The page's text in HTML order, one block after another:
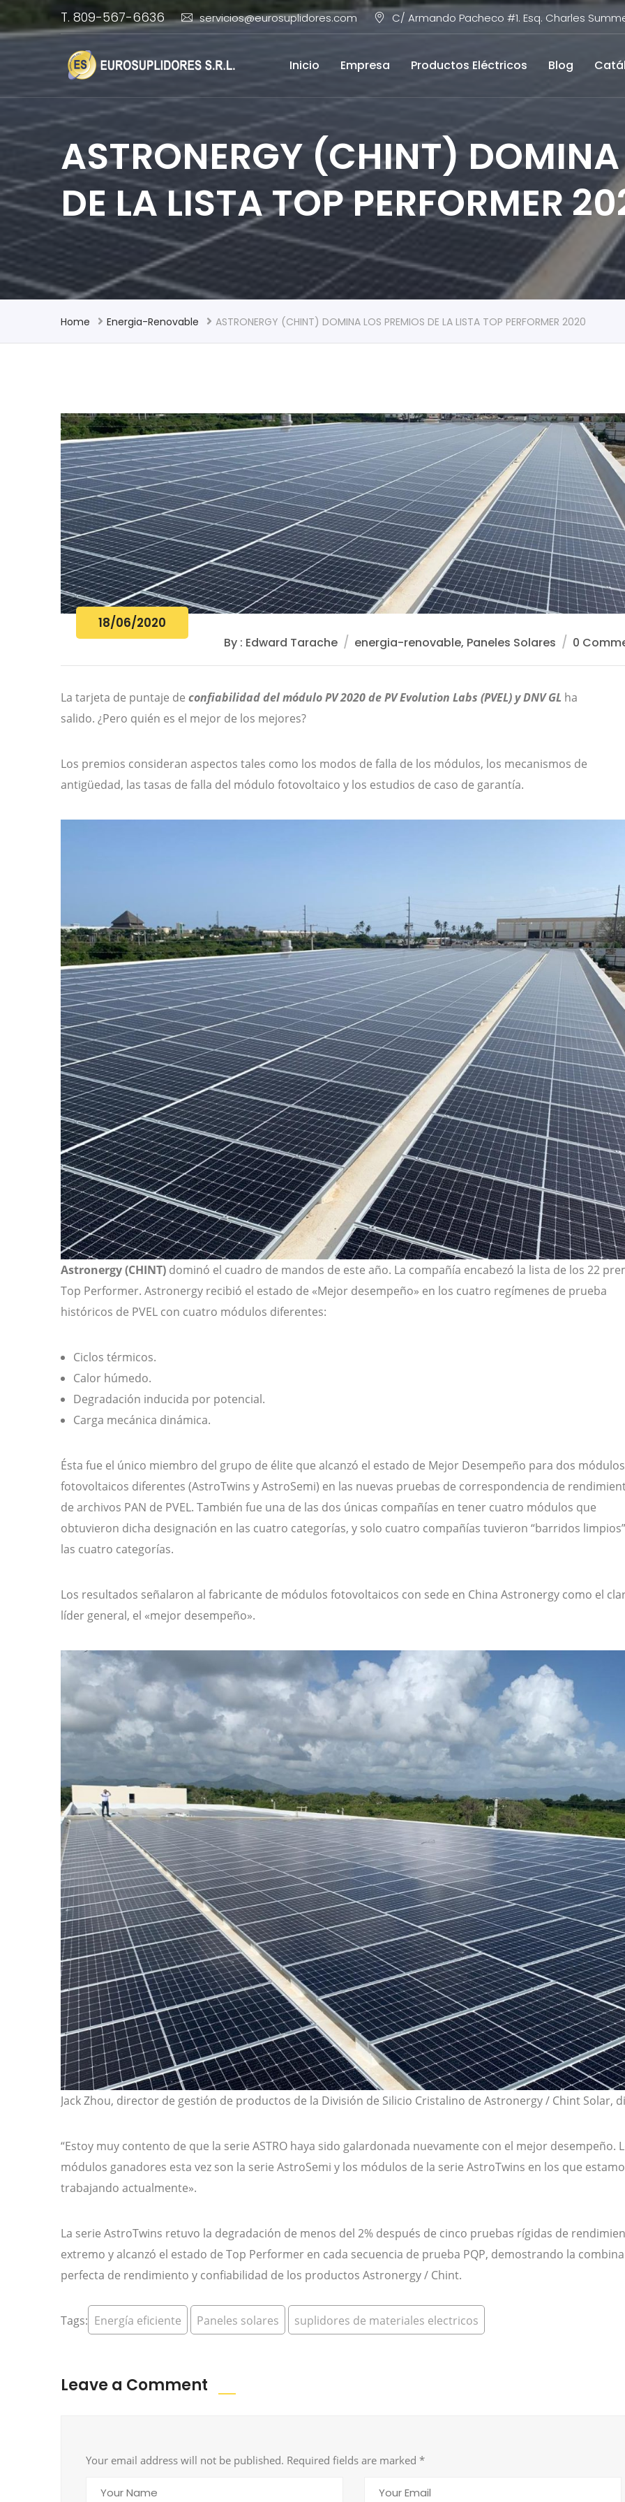
T. 809-567-6636 servicios@eurosuplidores.com C/ Armando Pacheco #1. Esq. Charles
Inicio Empresa Productos Eléctricos Blog
ASTRONERGY (CHINT) DOMINA
DE LA LISTA TOP PERFORMER
Home Energia-Renovable ASTRONERGY (CHINT) DOMINA LOS PREMIOS DE LA LISTA TOP PERFORMER 2020
18/06/2020
By : Edward Tarache energia-renovable, Paneles Solares 0
La tarjeta de puntaje de confiabilidad del módulo PV 2020 de PV Evolution Labs (PVEL) y DNV GL ha
salido. ¿Pero quién es el mejor de los mejores?
Los premios consideran aspectos tales como los modos de falla de los módulos, los mecanismos de
antigüedad, las tasas de falla del módulo fotovoltaico y los estudios de caso de garantía.
Astronergy (CHINT) dominó el cuadro de mandos de este año. La compañía encabezó la lista de los 22
Top Performer. Astronergy recibió el estado de «Mejor desempeño» en los cuatro regímenes de prueba
históricos de PVEL con cuatro módulos diferentes:
Ciclos térmicos.
Calor húmedo.
Degradación inducida por potencial.
Carga mecánica dinámica.
Ésta fue el único miembro del grupo de élite que alcanzó el estado de Mejor Desempeño para dos módulos
fotovoltaicos diferentes (AstroTwins y AstroSemi) en las nuevas pruebas de correspondencia de
de archivos PAN de PVEL. También fue una de las dos únicas compañías en tener cuatro módulos que
obtuvieron dicha designación en las cuatro categorías, y solo cuatro compañías tuvieron “barridos
las cuatro categorías.
Los resultados señalaron al fabricante de módulos fotovoltaicos con sede en China Astronergy como el
líder general, el «mejor desempeño».
Jack Zhou, director de gestión de productos de la División de Silicio Cristalino de Astronergy / Chint Solar,
“Estoy muy contento de que la serie ASTRO haya sido galardonada nuevamente con el mejor desempeño.
módulos ganadores esta vez son la serie AstroSemi y los módulos de la serie AstroTwins en los que
trabajando actualmente».
La serie AstroTwins retuvo la degradación de menos del 2% después de cinco pruebas rígidas de
extremo y alcanzó el estado de Top Performer en cada secuencia de prueba PQP, demostrando la
perfecta de rendimiento y confiabilidad de los productos Astronergy / Chint.
Tags: Energía eficiente Paneles solares suplidores de materiales electricos
Leave a Comment
Your email address will not be published. Required fields are marked *